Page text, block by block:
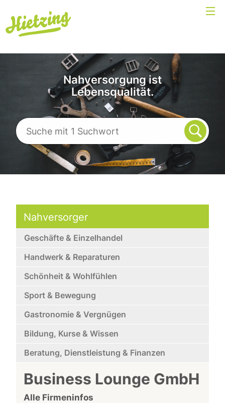
Nahversorgung ist
Lebensqualität.
Nahversorger
Geschäfte & Einzelhandel
Handwerk & Reparaturen
Schönheit & Wohlfühlen
Sport & Bewegung
Gastronomie & Vergnügen
Bildung, Kurse & Wissen
Beratung, Dienstleistung & Finanzen
Business Lounge GmbH
Alle Firmeninfos